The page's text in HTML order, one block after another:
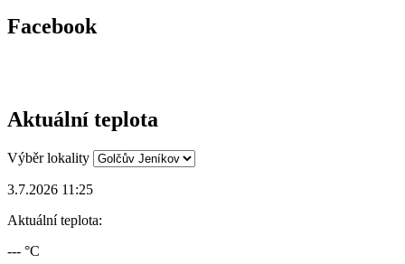
Facebook
Aktuální teplota
Výběr lokality
3.7.2026 11:25
Aktuální teplota:
--- °C